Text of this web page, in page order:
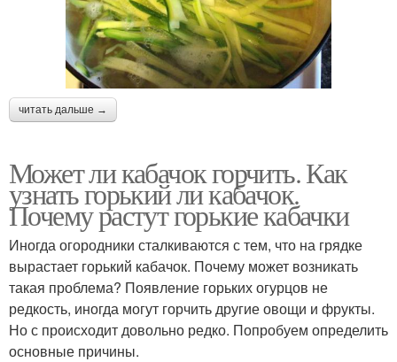
читать дальше →
Может ли кабачок горчить. Как
узнать горький ли кабачок.
Почему растут горькие кабачки
Иногда огородники сталкиваются с тем, что на грядке
вырастает горький кабачок. Почему может возникать
такая проблема? Появление горьких огурцов не
редкость, иногда могут горчить другие овощи и фрукты.
Но с происходит довольно редко. Попробуем определить
основные причины.